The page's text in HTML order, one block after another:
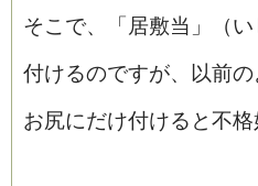
そこで、「居敷当」（
付けるのですが、以前の
お尻にだけ付けると不格